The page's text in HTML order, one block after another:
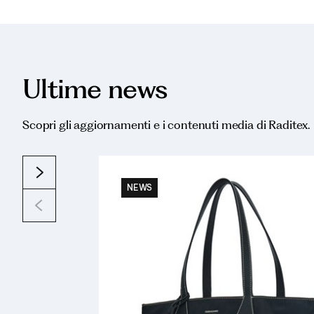
Ultime news
Scopri gli aggiornamenti e i contenuti media di Raditex.
NEWS